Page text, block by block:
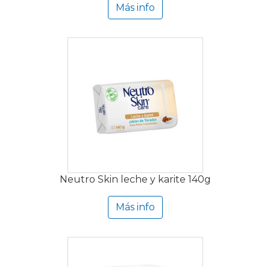
Más info
Neutro Skin leche y karite 140g
Más info